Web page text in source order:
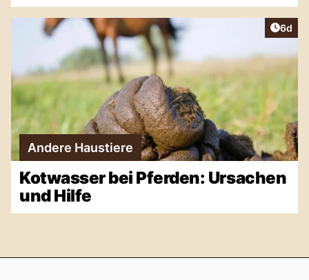
6d
Andere Haustiere
Kotwasser bei Pferden: Ursachen
und Hilfe